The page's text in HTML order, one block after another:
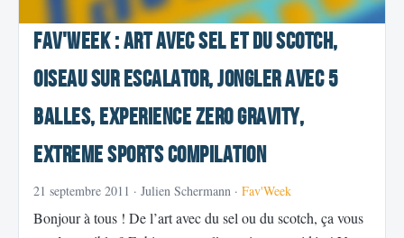
Fav'Week : Art avec sel et du scotch,
Oiseau sur escalator, Jongler avec 5
balles, Experience Zero Gravity,
Extreme Sports Compilation
21 septembre 2011 · Julien Schermann · Fav'Week
Bonjour à tous ! De l’art avec du sel ou du scotch, ça vous